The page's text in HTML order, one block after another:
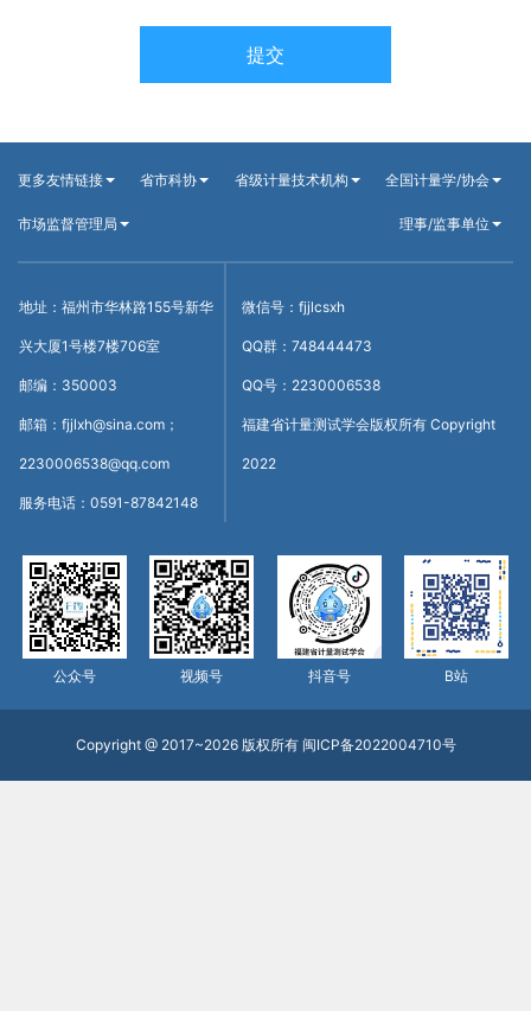
提交
更多友情链接 省市科协 省级计量技术机构 全国计量学/协会
市场监督管理局 理事/监事单位
地址：福州市华林路155号新华
兴大厦1号楼7楼706室
邮编：350003
邮箱：fjjlxh@sina.com；
2230006538@qq.com
服务电话：0591-87842148
微信号：fjjlcsxh
QQ群：748444473
QQ号：2230006538
福建省计量测试学会版权所有 Copyright
2022
公众号 视频号 抖音号 B站
Copyright @ 2017~2026 版权所有 闽ICP备2022004710号